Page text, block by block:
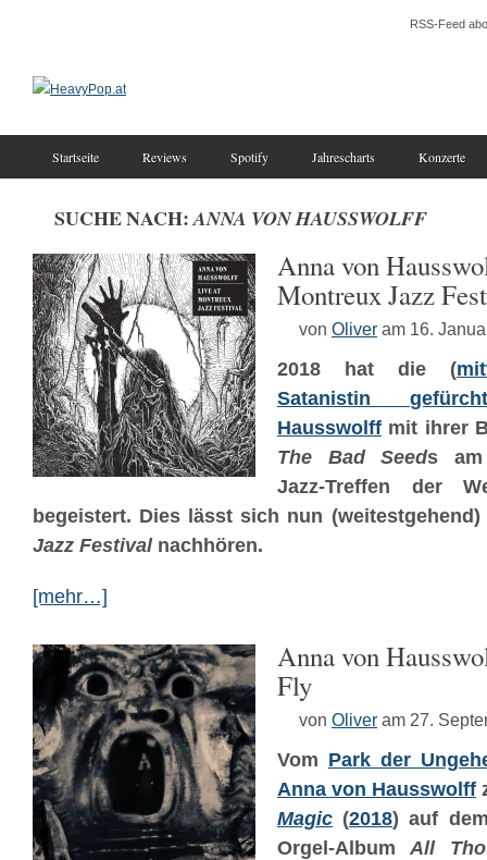
RSS-Feed
Startseite Reviews Spotify Jahrescharts Konzerte
SUCHE NACH:ANNA VON HAUSSWOLFF
Anna von
Montreux Jazz
von Oliver am 16.
2018 hat die (
Satanistin
Hausswolff mit ihrer
The Bad Seeds am
Jazz-Treffen der
begeistert. Dies lässt sich nun
Jazz Festivalnachhören.
[mehr…]
Anna von
Fly
von Oliver am 27.
Vom Park der
Anna von Hausswolff
Magic (2018) auf
Orgel-AlbumAll